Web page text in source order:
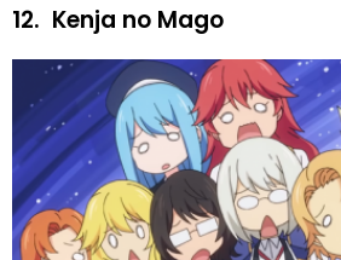
12. Kenja no Mago